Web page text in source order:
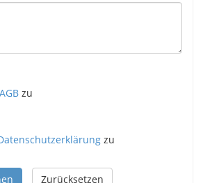
AGB zu
zu
Zurücksetzen